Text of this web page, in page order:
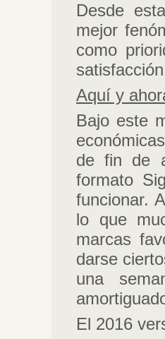
Desde
mejor
como
Aquí y
Bajo este
de fin de
formato
funcionar.
lo que
marcas
darse
una
El 2016